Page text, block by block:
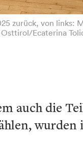
zurück, von
Ecaterina
auch die
wurden